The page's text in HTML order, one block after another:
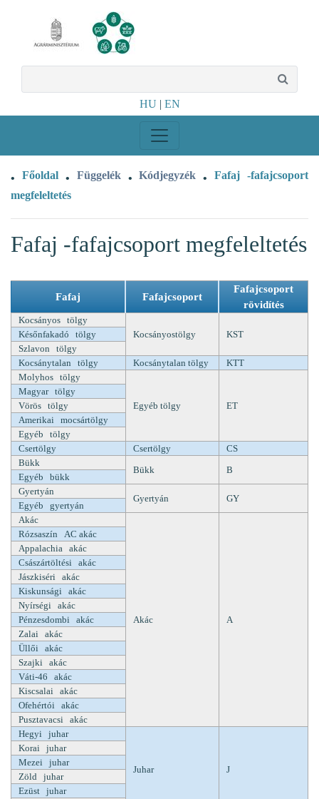
HU | EN
• Főoldal• Függelék•Kódjegyzék •Fafaj -fafajcsoport
megfeleltetés
Fafaj -fafajcsoport megfeleltetés
Fafaj Fafajcsoport
Fafajcsoport
rövidítés
Kocsányos tölgy
Kocsányostölgy
KST
Későnfakadó tölgy
Szlavon tölgy
Kocsánytalan tölgy
Kocsánytalan tölgy
KTT
Molyhos tölgy
Egyéb tölgy ET
Magyar tölgy
Vörös tölgy
Amerikai mocsártölgy
Egyéb tölgy
Csertölgy
Csertölgy
CS
Bükk
Bükk B
Egyéb bükk
Gyertyán
Gyertyán GY
Egyéb gyertyán
Akác
Akác A
Rózsaszín AC akác
Appalachia akác
Császártöltési akác
Jászkiséri akác
Kiskunsági akác
Nyírségi akác
Pénzesdombi akác
Zalai akác
Üllői akác
Szajki akác
Váti-46 akác
Kiscsalai akác
Ofehértói akác
Pusztavacsi akác
Hegyi juhar
Juhar J
Korai juhar
Mezei juhar
Zöld juhar
Ezüst juhar